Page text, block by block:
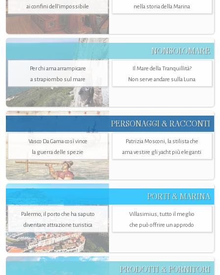
ai confini dell’impossibile
nella storia della Marina
NONSOLOMARE
Per chi ama arrampicare
a strapiombo sul mare
Il Mare della Tranquillità?
Non serve andare sulla Luna
PERSONAGGI & RACCONTI
Vasco Da Gama così vince
la guerra delle spezie
Patrizia Mosconi, la stilista che
ama vestire gli yacht più eleganti
PORTI & MARINA
Palermo, il porto che ha saputo
diventare attrazione turistica
Villasimius, tutto il meglio
che può offrire un approdo
PRODOTTI & FORNITORI